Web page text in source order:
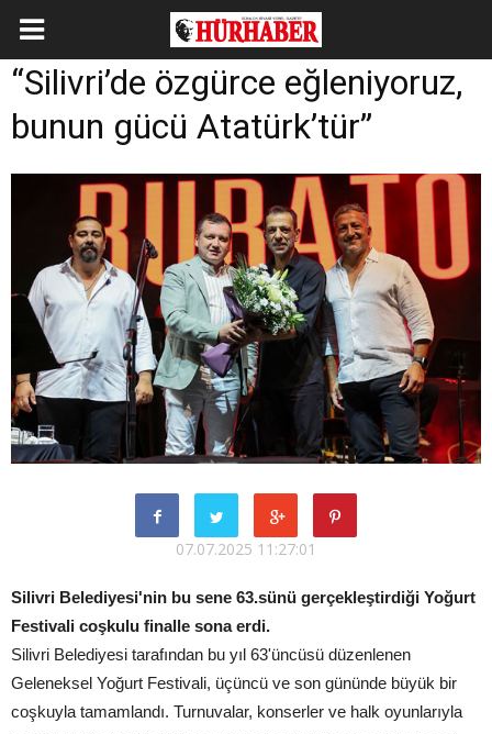
“Silivri’de özgürce eğleniyoruz,
bunun gücü Atatürk’tür”
07.07.2025 11:27:01
Silivri Belediyesi'nin bu sene 63.sünü gerçekleştirdiği Yoğurt
Festivali coşkulu finalle sona erdi.
Silivri Belediyesi tarafından bu yıl 63'üncüsü düzenlenen
Geleneksel Yoğurt Festivali, üçüncü ve son gününde büyük bir
coşkuyla tamamlandı. Turnuvalar, konserler ve halk oyunlarıyla